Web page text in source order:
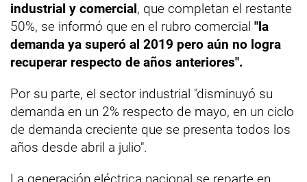
industrial y comercial, que completan el restante
50%, se informó que en el rubro comercial "la
demanda ya superó al 2019 pero aún no logra
recuperar respecto de años anteriores".
Por su parte, el sector industrial "disminuyó su
demanda en un 2% respecto de mayo, en un ciclo
de demanda creciente que se presenta todos los
años desde abril a julio".